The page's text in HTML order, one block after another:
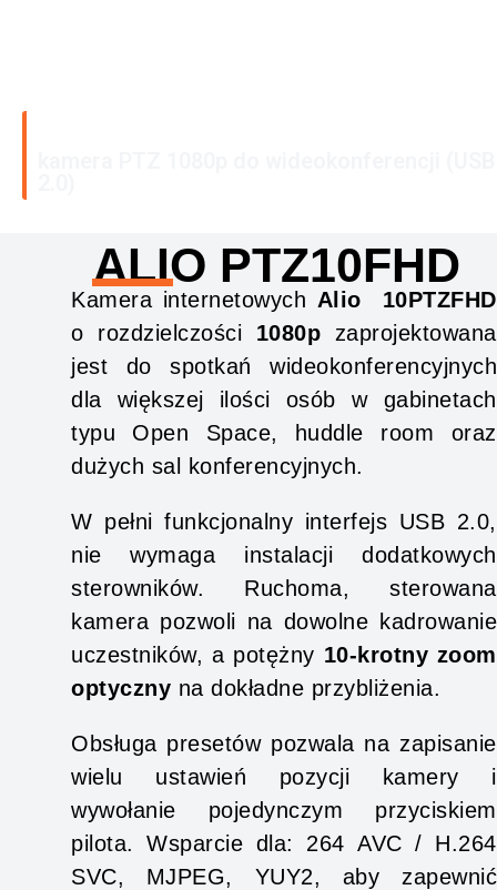
ALIO PTZ10FHD
Kamera internetowych Alio
10PTZFHD
o rozdzielczości 1080p zaprojektowana
jest do spotkań wideokonferencyjnych
dla większej ilości osób w gabinetach
typu Open Space, huddle room oraz
dużych sal konferencyjnych.
W pełni funkcjonalny interfejs USB 2.0,
nie wymaga instalacji dodatkowych
sterowników. Ruchoma, sterowana
kamera pozwoli na dowolne kadrowanie
uczestników, a potężny 10-krotny zoom
optyczny na dokładne przybliżenia.
Obsługa presetów pozwala na zapisanie
wielu ustawień pozycji kamery i
wywołanie pojedynczym przyciskiem
pilota. Wsparcie dla: 264 AVC / H.264
SVC, MJPEG, YUY2, aby zapewnić